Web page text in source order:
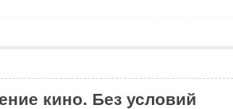
кино. Без условий